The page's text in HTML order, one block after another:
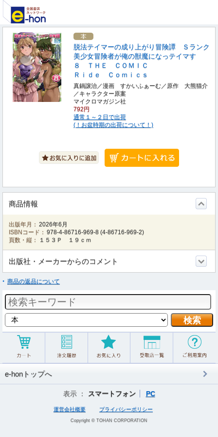
脱法テイマーの成り上がり冒険譚 Ｓランク
美少女冒険者が俺の獣魔になっテイマす
８ ＴＨＥ ＣＯＭＩＣ
Ｒｉｄｅ Ｃｏｍｉｃｓ
真鍋譲治／漫画 すかいふぁーむ／原作 大熊猫介
／キャラクター原案
マイクロマガジン社
792円
通常１～２日で出荷
(！お盆時期の出荷について！)
商品情報
出版年月： 2026年6月
ISBNコード： 978-4-86716-969-8 (4-86716-969-2)
頁数・縦：
１５３Ｐ １９ｃｍ
出版社・メーカーからのコメント
商品の返品について
e-honトップへ
表示 ： スマートフォン PC
運営会社概要 プライバシーポリシー
Copyright © TOHAN CORPORATION